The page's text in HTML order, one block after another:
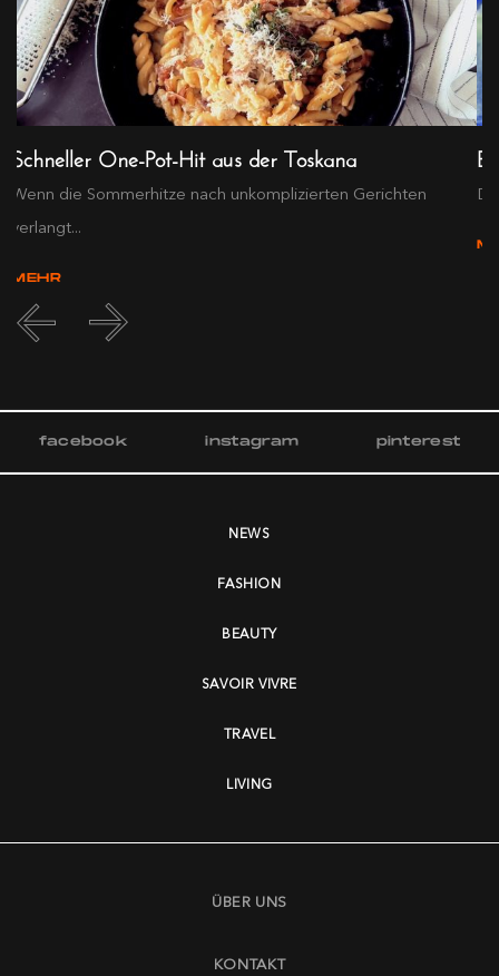
Schneller One-Pot-Hit aus der Toskana
Wenn die Sommerhitze nach unkomplizierten Gerichten
verlangt...
MEHR
facebook instagram pinterest
NEWS
FASHION
BEAUTY
SAVOIR VIVRE
TRAVEL
LIVING
ÜBER UNS
KONTAKT